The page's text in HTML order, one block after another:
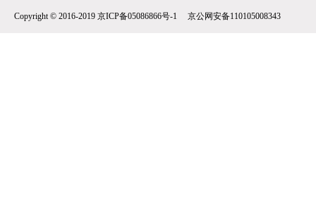
Copyright © 2016-2019 京ICP备05086866号-1 京公网安备110105008343